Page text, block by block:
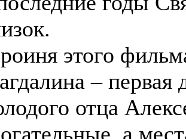
этого
– первая
отца
а